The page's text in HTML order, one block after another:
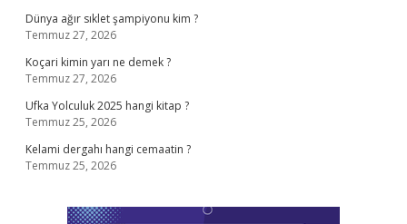
Dünya ağır sıklet şampiyonu kim ?
Temmuz 27, 2026
Koçari kimin yarı ne demek ?
Temmuz 27, 2026
Ufka Yolculuk 2025 hangi kitap ?
Temmuz 25, 2026
Kelami dergahı hangi cemaatin ?
Temmuz 25, 2026